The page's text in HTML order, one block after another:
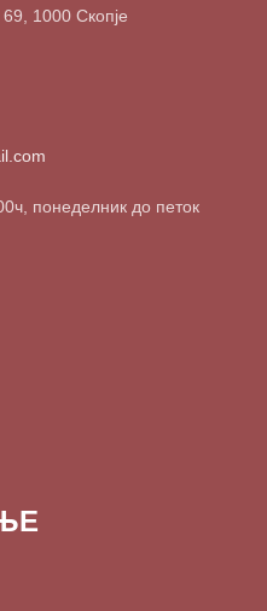
1000 Скопје
понеделник до петок